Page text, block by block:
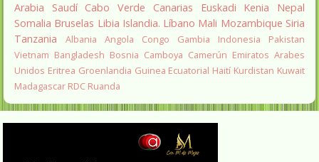
Arabia Saudí Cabo Verde Canarias Euskadi Kenia
Nepal
Somalia Bruselas Libia Islandia. Líbano Mali Mozambique Siria
Tanzania
Albania Angola Congo Gambia Indonesia
Pakistan
Vietnam Bangladesh Bosnia Camboya Camerún Emiratos Arabes
Unidos Eritrea Groenlandia Guinea Ecuatorial Haití Kurdistan Kuwait
Madagascar RDC Ruanda